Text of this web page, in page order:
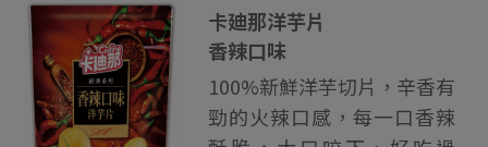
卡廸那洋芋片
香辣口味
100%新鮮洋芋切片，辛香有
勁的火辣口感，每一口香辣